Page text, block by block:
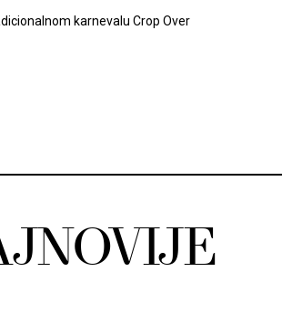
karnevalu Crop Over